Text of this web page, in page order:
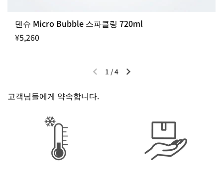
덴슈 Micro Bubble 스파클링 720ml
¥5,260
이전 슬라이드다음 슬라이드
1 /4
고객님들에게 약속합니다.